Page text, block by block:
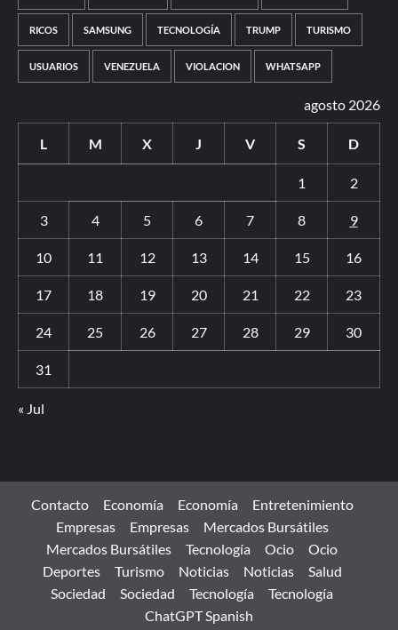
RICOS SAMSUNG TECNOLOGÍA TRUMP TURISMO
USUARIOS VENEZUELA VIOLACION WHATSAPP
agosto 2026
L M X J V S D
1 2
3 4 5 6 7 8 9
10 11 12 13 14 15 16
17 18 19 20 21 22 23
24 25 26 27 28 29 30
31
« Jul
Contacto Economía Economía
Entretenimiento
Empresas
Empresas
Mercados Bursátiles
Mercados Bursátiles
Tecnología Ocio
Ocio
Deportes
Turismo Noticias Noticias
Salud
Sociedad
Sociedad Tecnología
Tecnología
ChatGPT Spanish